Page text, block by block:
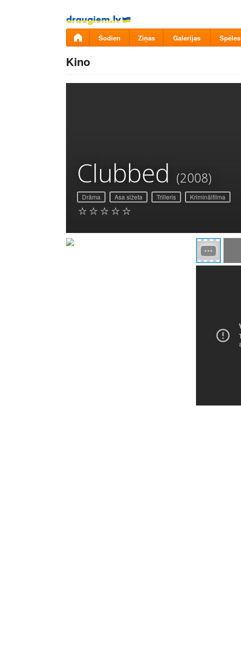
Pāriet
uz
saturu
Šodien Ziņas Galerijas Spēles
Kino
Clubbed (2008)
Drāma Asa sižeta Trilleris Kriminālfilma